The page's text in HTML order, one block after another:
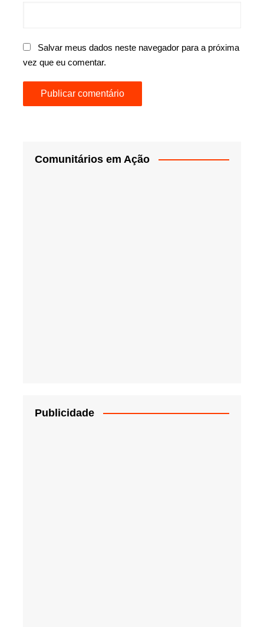
Salvar meus dados neste navegador para a próxima
vez que eu comentar.
Comunitários em Ação
Publicidade